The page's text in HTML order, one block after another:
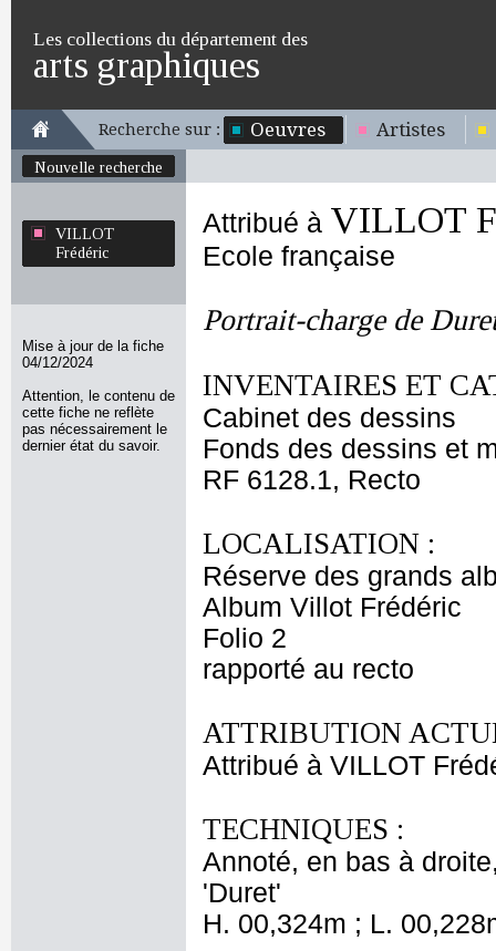
Les collections du département des
arts graphiques
Recherche sur : Oeuvres Artistes
Nouvelle recherche
VILLOT
Frédéric
Mise à jour de la fiche
04/12/2024
Attention, le contenu de
cette fiche ne reflète
pas nécessairement le
dernier état du savoir.
Attribué à VILLOT
Ecole française
Portrait-charge de
INVENTAIRES ET
Cabinet des dessins
Fonds des dessins et
RF 6128.1, Recto
LOCALISATION :
Réserve des grands
Album Villot Frédéric
Folio 2
rapporté au recto
ATTRIBUTION
Attribué à VILLOT
TECHNIQUES :
Annoté, en bas à
'Duret'
H. 00,324m ; L.